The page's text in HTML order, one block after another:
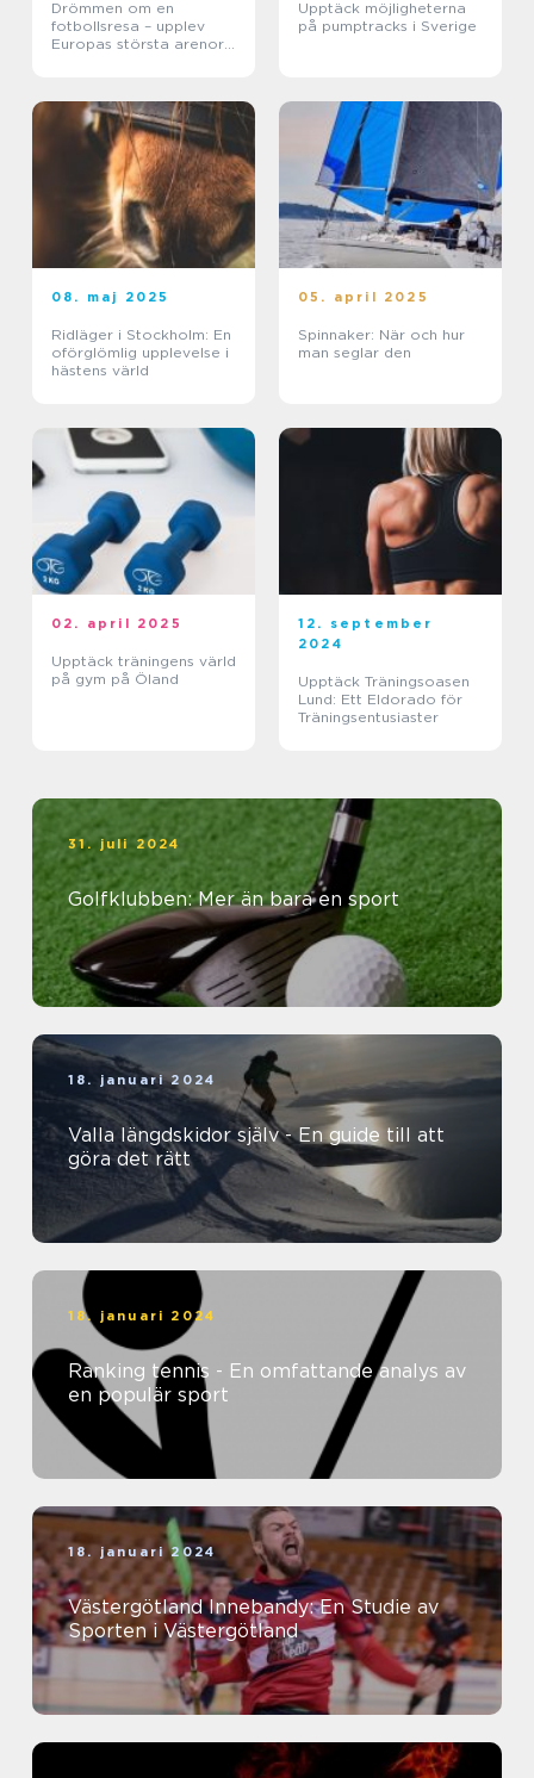
Drömmen om en
fotbollsresa – upplev
Europas största arenor
Upptäck möjligheterna
på pumptracks i Sverige
08. maj 2025
Ridläger i Stockholm: En
oförglömlig upplevelse i
hästens värld
05. april 2025
Spinnaker: När och hur
man seglar den
02. april 2025
Upptäck träningens värld
på gym på Öland
12. september
2024
Upptäck Träningsoasen
Lund: Ett Eldorado för
Träningsentusiaster
31. juli 2024
Golfklubben: Mer än bara en sport
18. januari 2024
Valla längdskidor själv - En guide till att
göra det rätt
18. januari 2024
Ranking tennis - En omfattande analys av
en populär sport
18. januari 2024
Västergötland Innebandy: En Studie av
Sporten i Västergötland